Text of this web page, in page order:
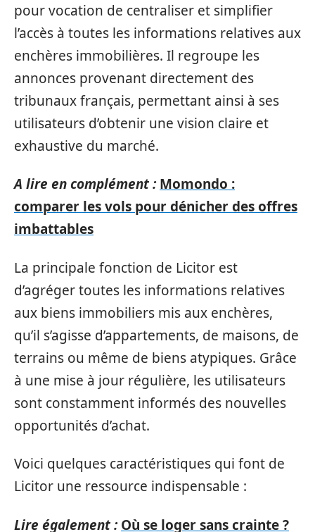
pour vocation de centraliser et simplifier
l’accès à toutes les informations relatives aux
enchères immobilières. Il regroupe les
annonces provenant directement des
tribunaux français, permettant ainsi à ses
utilisateurs d’obtenir une vision claire et
exhaustive du marché.
A lire en complément : Momondo :
comparer les vols pour dénicher des offres
imbattables
La principale fonction de Licitor est
d’agréger toutes les informations relatives
aux biens immobiliers mis aux enchères,
qu’il s’agisse d’appartements, de maisons, de
terrains ou même de biens atypiques. Grâce
à une mise à jour régulière, les utilisateurs
sont constamment informés des nouvelles
opportunités d’achat.
Voici quelques caractéristiques qui font de
Licitor une ressource indispensable :
Lire également : Où se loger sans crainte ?